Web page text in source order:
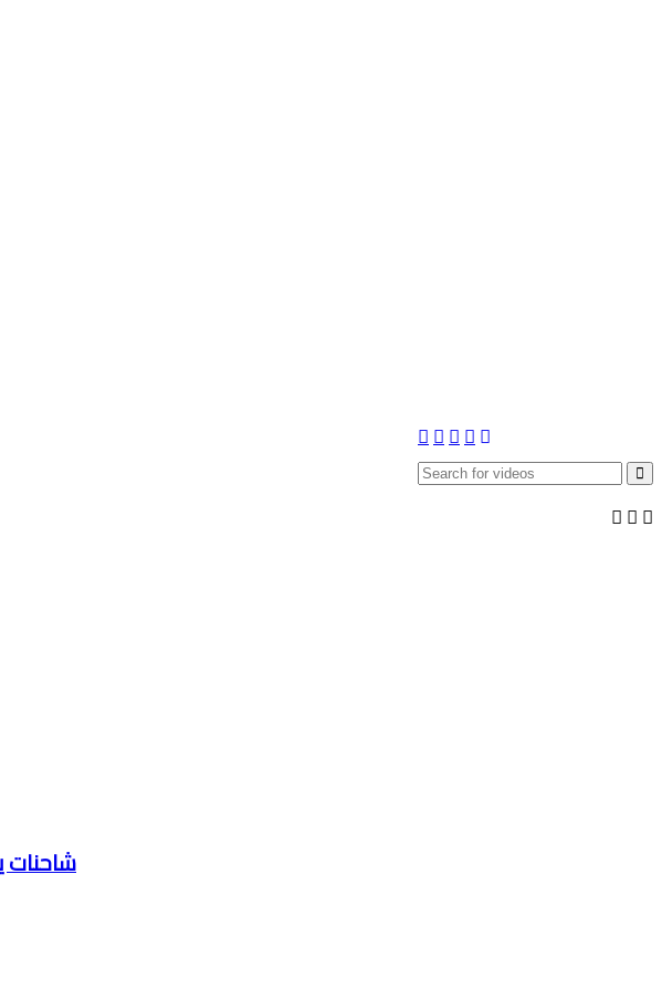
شاحنات يو دي